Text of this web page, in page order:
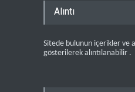
Alıntı
Sitede bulunun içerikler ve
gösterilerek alıntılanabilir .